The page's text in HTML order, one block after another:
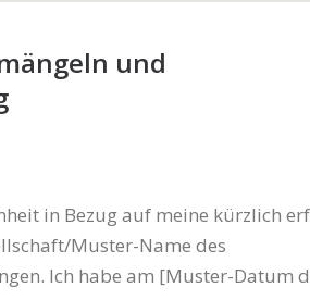
und
in Bezug auf meine kürzlich
Muster-Name des
Ich habe am [Muster-Datum